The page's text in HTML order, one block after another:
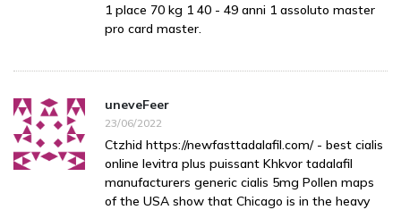
1 place 70 kg 1 40 - 49 anni 1 assoluto master
pro card master.
uneveFeer
23/06/2022
Ctzhid https://newfasttadalafil.com/ - best cialis
online levitra plus puissant Khkvor tadalafil
manufacturers generic cialis 5mg Pollen maps
of the USA show that Chicago is in the heavy